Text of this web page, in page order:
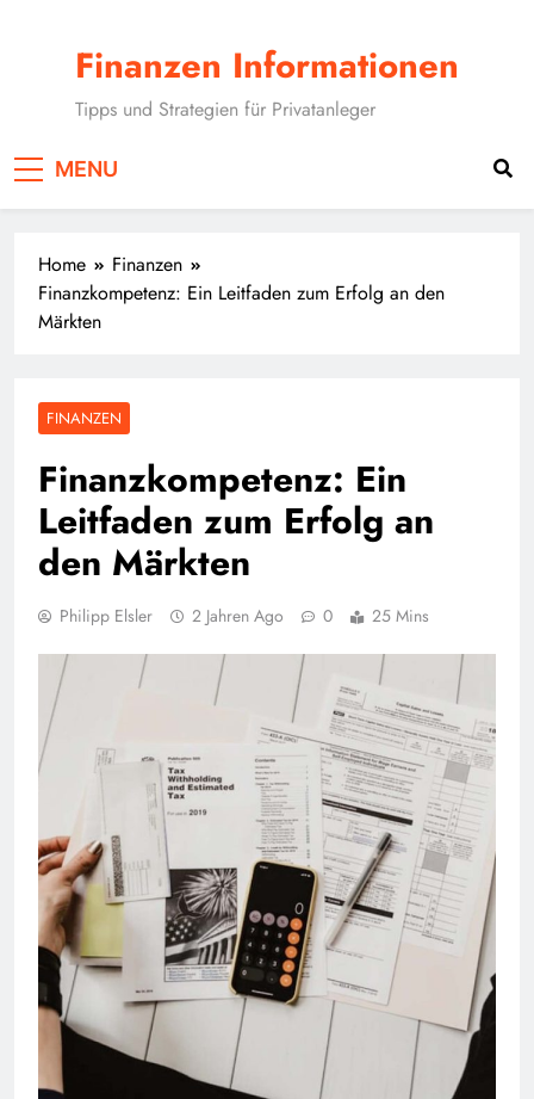
Finanzen Informationen
Tipps und Strategien für Privatanleger
MENU
Home
Finanzen
Finanzkompetenz: Ein Leitfaden zum Erfolg an den
Märkten
FINANZEN
Finanzkompetenz: Ein
Leitfaden zum Erfolg an
den Märkten
Philipp Elsler 2 Jahren Ago 0 25 Mins